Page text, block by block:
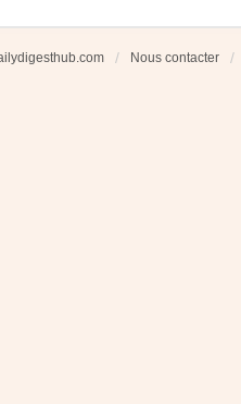
Nous contacter